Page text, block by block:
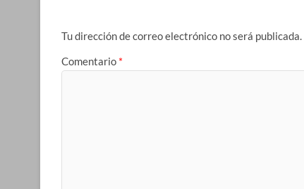
Tu dirección de correo electrónico no será publicada.
Comentario *